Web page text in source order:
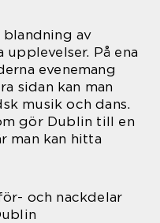
av
På ena
evenemang
sidan kan man
musik och dans.
gör Dublin till en
man kan hitta
och nackdelar